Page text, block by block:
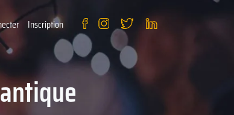
Inscription